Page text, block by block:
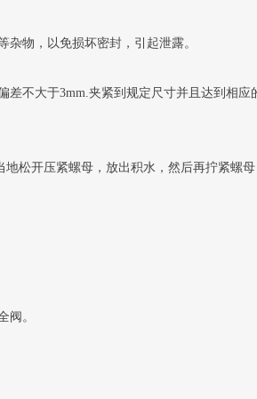
物，以免损坏密封，引起泄露。
不大于3mm.夹紧到规定尺寸并且达到相
松开压紧螺母，放出积水，然后再拧紧螺母
阀。